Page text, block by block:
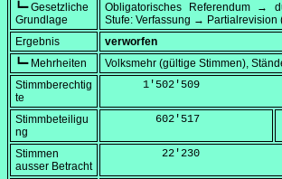
┗━ Gesetzliche
Grundlage
Obligatorisches Referendum
Stufe: Verfassung → Partialrevision
Ergebnis
verworfen
┗━ Mehrheiten
Volksmehr (gültige Stimmen),
Stimmberechtig
te
      1'502'509
Stimmbeteiligu
ng
        602'517
Stimmen
ausser Betracht
         22'230